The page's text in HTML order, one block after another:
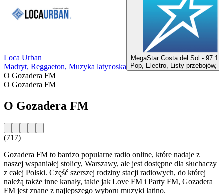
Loca Urban
Madryt, Reggaeton, Muzyka latynoska
MegaStar Costa del Sol - 97.1
Pop, Electro, Listy przebojów,
O Gozadera FM
O Gozadera FM
O Gozadera FM
(717)
Gozadera FM to bardzo popularne radio online, które nadaje z
naszej wspaniałej stolicy, Warszawy, ale jest dostępne dla słuchaczy
z całej Polski. Część szerszej rodziny stacji radiowych, do której
należą także inne kanały, takie jak Love FM i Party FM, Gozadera
FM jest znane z najlepszego wyboru muzyki latino.